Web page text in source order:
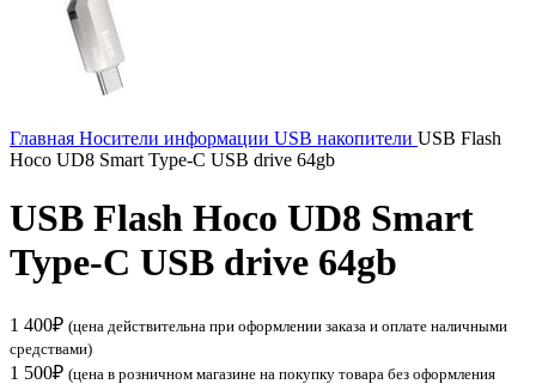
Главная Носители информации USB накопители USB Flash
Hoco UD8 Smart Type-C USB drive 64gb
USB Flash Hoco UD8 Smart
Type-C USB drive 64gb
1 400₽ (цена действительна при оформлении заказа и оплате наличными
средствами)
1 500₽ (цена в розничном магазине на покупку товара без оформления